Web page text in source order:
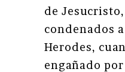
de
condenados
Herodes,
engañado